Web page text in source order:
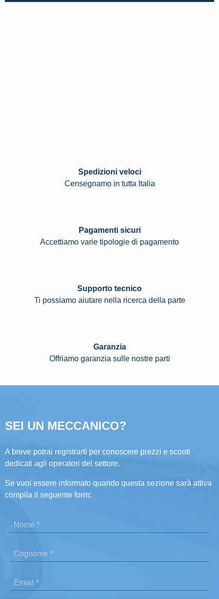
Spedizioni veloci
Censegnamo in tutta Italia
Pagamenti sicuri
Accettiamo varie tipologie di pagamento
Supporto tecnico
Ti possiamo aiutare nella ricerca della parte
Garanzia
Offriamo garanzia sulle nostre parti
SEI UN MECCANICO?
A breve potrai registrarti per conoscere prezzi e sconti
dedicati agli operatori del settore.
Se vuoi essere informato quando questa sezione sarà attiva
compila il seguente form: